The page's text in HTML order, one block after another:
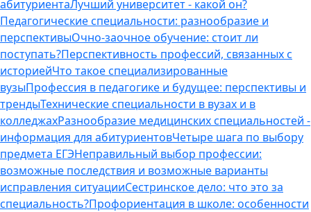
абитуриентаЛучший университет - какой он?
Педагогические специальности: разнообразие и
перспективыОчно-заочное обучение: стоит ли
поступать?Перспективность профессий, связанных с
историейЧто такое специализированные
вузыПрофессия в педагогике и будущее: перспективы и
трендыТехнические специальности в вузах и в
колледжахРазнообразие медицинских специальностей -
информация для абитуриентовЧетыре шага по выбору
предмета ЕГЭНеправильный выбор профессии:
возможные последствия и возможные варианты
исправления ситуацииСестринское дело: что это за
специальность?Профориентация в школе: особенности